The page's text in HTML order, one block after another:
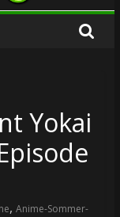
Yokai
, Anime-Sommer-